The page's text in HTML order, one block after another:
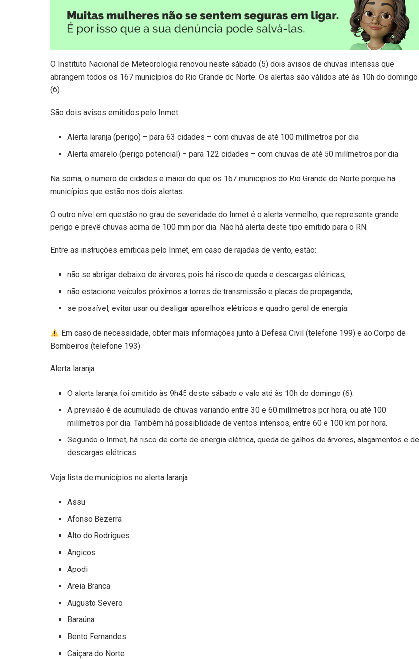
O Instituto Nacional de Meteorologia renovou neste sábado (5) dois avisos de chuvas intensas que
abrangem todos os 167 municípios do Rio Grande do Norte. Os alertas são válidos até às 10h do domingo
(6).
São dois avisos emitidos pelo Inmet:
Alerta laranja (perigo) – para 63 cidades – com chuvas de até 100 milímetros por dia
Alerta amarelo (perigo potencial) – para 122 cidades – com chuvas de até 50 milímetros por dia
Na soma, o número de cidades é maior do que os 167 municípios do Rio Grande do Norte porque há
municípios que estão nos dois alertas.
O outro nível em questão no grau de severidade do Inmet é o alerta vermelho, que representa grande
perigo e prevê chuvas acima de 100 mm por dia. Não há alerta deste tipo emitido para o RN.
Entre as instruções emitidas pelo Inmet, em caso de rajadas de vento, estão:
não se abrigar debaixo de árvores, pois há risco de queda e descargas elétricas;
não estacione veículos próximos a torres de transmissão e placas de propaganda;
se possível, evitar usar ou desligar aparelhos elétricos e quadro geral de energia.
Em caso de necessidade, obter mais informações junto à Defesa Civil (telefone 199) e ao Corpo de
Bombeiros (telefone 193)
Alerta laranja
O alerta laranja foi emitido às 9h45 deste sábado e vale até às 10h do domingo (6).
A previsão é de acumulado de chuvas variando entre 30 e 60 milímetros por hora, ou até 100
milímetros por dia. Também há possiblidade de ventos intensos, entre 60 e 100 km por hora.
Segundo o Inmet, há risco de corte de energia elétrica, queda de galhos de árvores, alagamentos e de
descargas elétricas.
Veja lista de municípios no alerta laranja
Assu
Afonso Bezerra
Alto do Rodrigues
Angicos
Apodi
Areia Branca
Augusto Severo
Baraúna
Bento Fernandes
Caiçara do Norte